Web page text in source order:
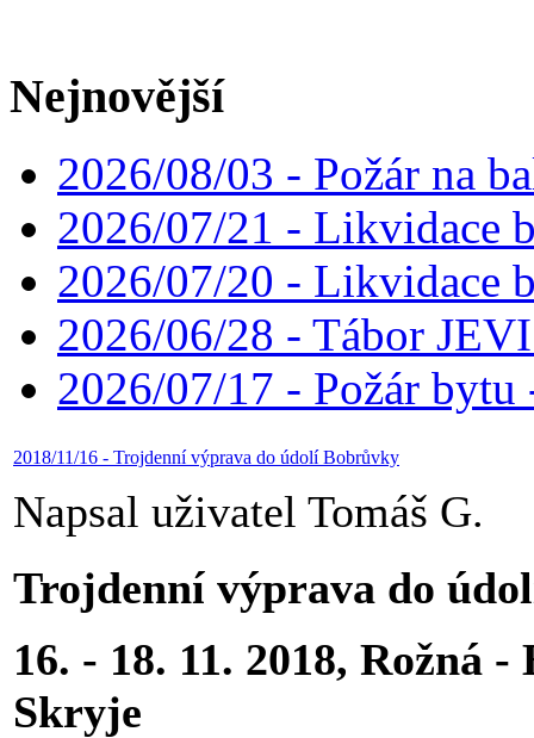
Nejnovější
2026/08/03 - Požár na
2026/07/21 - Likvidace
2026/07/20 - Likvidace
2026/06/28 - Tábor
2026/07/17 - Požár
2018/11/16 - Trojdenní výprava do údolí Bobrůvky
Napsal uživatel Tomáš G.
Trojdenní výprava do
16. - 18. 11. 2018, Rožná
Skryje